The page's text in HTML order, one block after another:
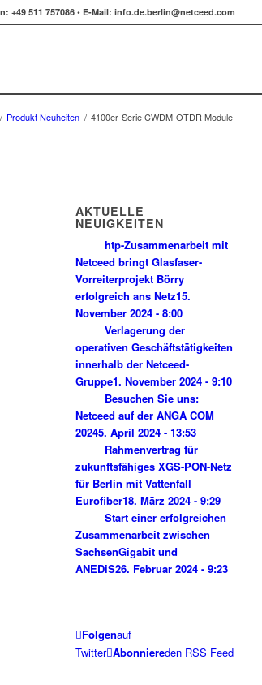
+49 511 757086 • E-Mail: info.de.berlin@netceed.com
/ Produkt Neuheiten / 4100er-Serie CWDM-OTDR Module
AKTUELLE
NEUIGKEITEN
htp-Zusammenarbeit mit
Netceed bringt Glasfaser-
Vorreiterprojekt Börry
erfolgreich ans Netz15.
November 2024 - 8:00
Verlagerung der
operativen Geschäftstätigkeiten
innerhalb der Netceed-
Gruppe1. November 2024 - 9:10
Besuchen Sie uns:
Netceed auf der ANGA COM
20245. April 2024 - 13:53
Rahmenvertrag für
zukunftsfähiges XGS-PON-Netz
für Berlin mit Vattenfall
Eurofiber18. März 2024 - 9:29
Start einer erfolgreichen
Zusammenarbeit zwischen
SachsenGigabit und
ANEDiS26. Februar 2024 - 9:23
Folgenauf
Twitter Abonniereden RSS Feed